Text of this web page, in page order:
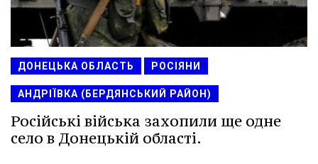
ДОНЕЦЬКА ОБЛАСТЬ РОСІЯНИ
АНДРІЇВКА (БЕРДЯНСЬКИЙ РАЙОН)
Російські війська захопили ще одне
село в Донецькій області.